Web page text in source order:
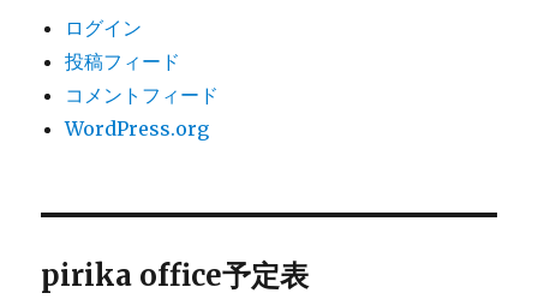
ログイン
投稿フィード
コメントフィード
WordPress.org
pirika office予定表